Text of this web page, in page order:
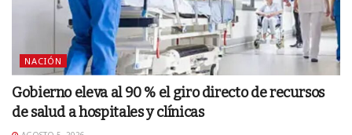
NACIÓN
Gobierno eleva al 90 % el giro directo de recursos
de salud a hospitales y clínicas